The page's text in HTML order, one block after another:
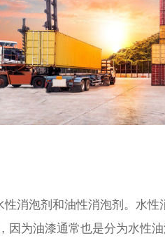
消泡剂和油性消泡剂。水性
因为油漆通常也是分为水性